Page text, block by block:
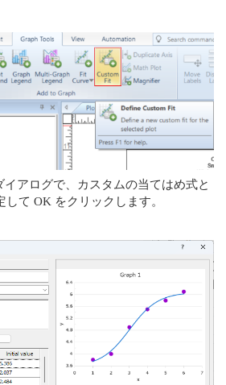
イアログで、カスタムの当てはめ式と
て OK をクリックします。